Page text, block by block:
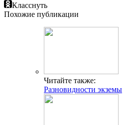
Класснуть
Похожие публикации
Читайте также:
Разновидности экземы